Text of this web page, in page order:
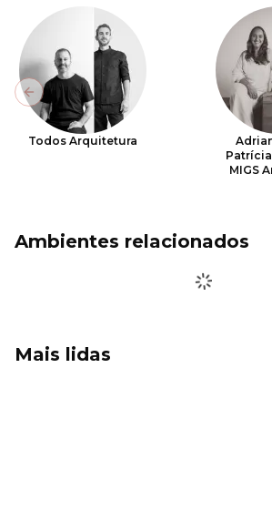
Todos Arquitetura
MIGS
Previous slide
Ambientes relacionados
Mais lidas